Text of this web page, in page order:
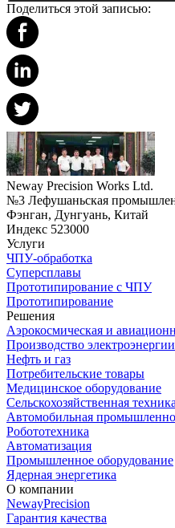
Поделиться этой записью:
Neway Precision Works Ltd.
№3 Лефушаньская
Фэнган, Дунгуань, Китай
Индекс 523000
Услуги
ЧПУ-обработка
Суперсплавы
Прототипирование с ЧПУ
Прототипирование
Решения
Аэрокосмическая и
Производство электроэнергии
Нефть и газ
Потребительские товары
Медицинское оборудование
Сельскохозяйственная техника
Автомобильная
Робототехника
Автоматизация
Промышленное оборудование
Ядерная энергетика
О компании
NewayPrecision
Гарантия качества